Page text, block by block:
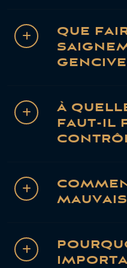
QUE
À
FAUT-IL